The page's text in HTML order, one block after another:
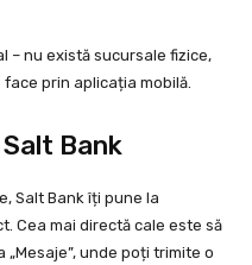
– nu există sucursale fizice,
prin aplicația mobilă.
Bank
Salt Bank îți pune la
Cea mai directă cale este să
unde poți trimite o